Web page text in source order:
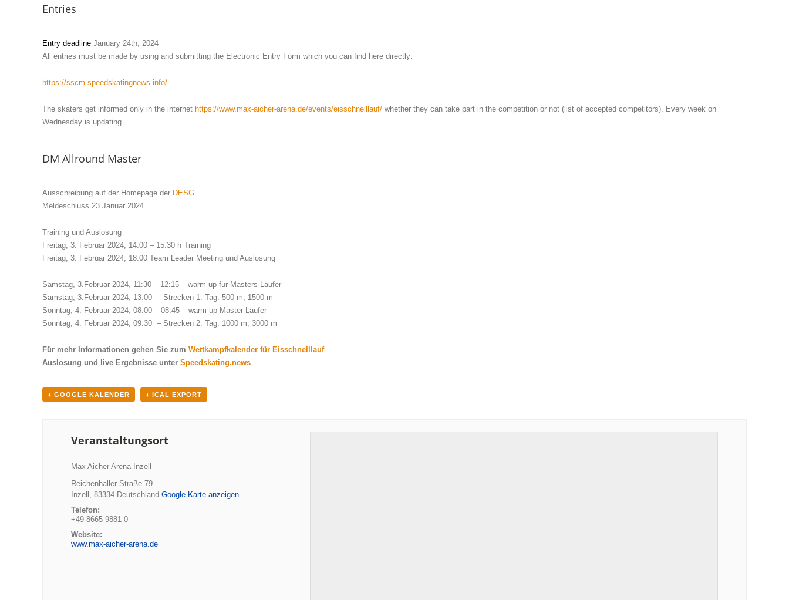
Entries
Entry deadline January 24th, 2024
All entries must be made by using and submitting the Electronic Entry Form which you can find here directly:
https://sscm.speedskatingnews.info/
The skaters get informed only in the internet https://www.max-aicher-arena.de/events/eisschnelllauf/ whether they can take part in the competition or not (list of accepted competitors). Every week on
Wednesday is updating.
DM Allround Master
Ausschreibung auf der Homepage der DESG
Meldeschluss 23.Januar 2024
Training und Auslosung
Freitag, 3. Februar 2024, 14:00 – 15:30 h Training
Freitag, 3. Februar 2024, 18:00 Team Leader Meeting und Auslosung
Samstag, 3.Februar 2024, 11:30 – 12:15 – warm up für Masters Läufer
Samstag, 3.Februar 2024, 13:00 – Strecken 1. Tag: 500 m, 1500 m
Sonntag, 4. Februar 2024, 08:00 – 08:45 – warm up Master Läufer
Sonntag, 4. Februar 2024, 09:30 – Strecken 2. Tag: 1000 m, 3000 m
Für mehr Informationen gehen Sie zum Wettkampfkalender für Eisschnelllauf
Auslosung und live Ergebnisse unter Speedskating.news
+ GOOGLE KALENDER + ICAL EXPORT
Veranstaltungsort
Max Aicher Arena Inzell
Reichenhaller Straße 79
Inzell , 83334 Deutschland Google Karte anzeigen
Telefon:
+49-8665-9881-0
Website:
www.max-aicher-arena.de